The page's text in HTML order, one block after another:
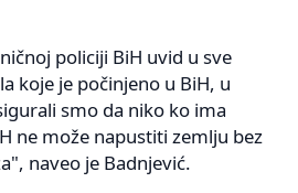
policiji BiH uvid u sve
koje je počinjeno u BiH, u
smo da niko ko ima
ne može napustiti zemlju bez
naveo je Badnjević.